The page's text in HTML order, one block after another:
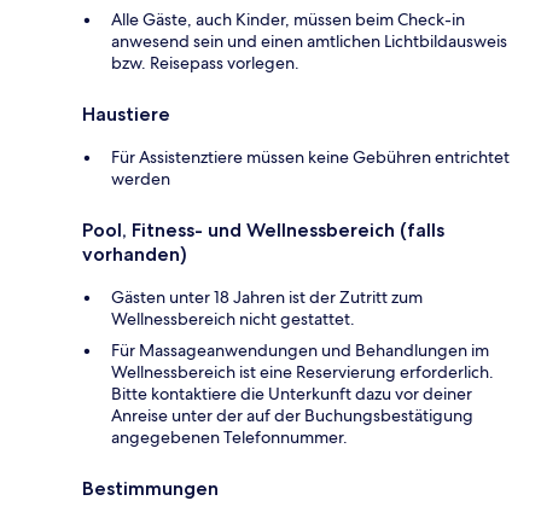
Alle Gäste, auch Kinder, müssen beim Check-in
anwesend sein und einen amtlichen Lichtbildausweis
bzw. Reisepass vorlegen.
Haustiere
Für Assistenztiere müssen keine Gebühren entrichtet
werden
Pool, Fitness- und Wellnessbereich (falls
vorhanden)
Gästen unter 18 Jahren ist der Zutritt zum
Wellnessbereich nicht gestattet.
Für Massageanwendungen und Behandlungen im
Wellnessbereich ist eine Reservierung erforderlich.
Bitte kontaktiere die Unterkunft dazu vor deiner
Anreise unter der auf der Buchungsbestätigung
angegebenen Telefonnummer.
Bestimmungen